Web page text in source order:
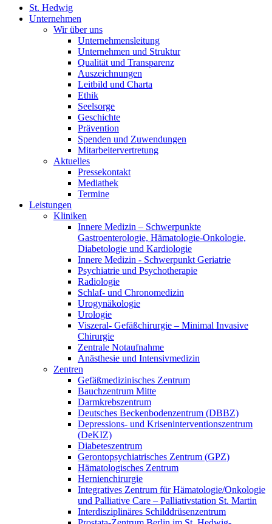
St. Hedwig
Unternehmen
Wir über uns
Unternehmensleitung
Unternehmen und Struktur
Qualität und Transparenz
Auszeichnungen
Leitbild und Charta
Ethik
Seelsorge
Geschichte
Prävention
Spenden und Zuwendungen
Mitarbeitervertretung
Aktuelles
Pressekontakt
Mediathek
Termine
Leistungen
Kliniken
Innere Medizin – Schwerpunkte
Gastroenterologie, Hämatologie-Onkologie,
Diabetologie und Kardiologie
Innere Medizin - Schwerpunkt Geriatrie
Psychiatrie und Psychotherapie
Radiologie
Schlaf- und Chronomedizin
Urogynäkologie
Urologie
Viszeral- Gefäßchirurgie – Minimal Invasive
Chirurgie
Zentrale Notaufnahme
Anästhesie und Intensivmedizin
Zentren
Gefäßmedizinisches Zentrum
Bauchzentrum Mitte
Darmkrebszentrum
Deutsches Beckenbodenzentrum (DBBZ)
Depressions- und Kriseninterventionszentrum
(DeKIZ)
Diabeteszentrum
Gerontopsychiatrisches Zentrum (GPZ)
Hämatologisches Zentrum
Hernienchirurgie
Integratives Zentrum für Hämatologie/Onkologie
und Palliative Care – Palliativstation St. Martin
Interdisziplinäres Schilddrüsenzentrum